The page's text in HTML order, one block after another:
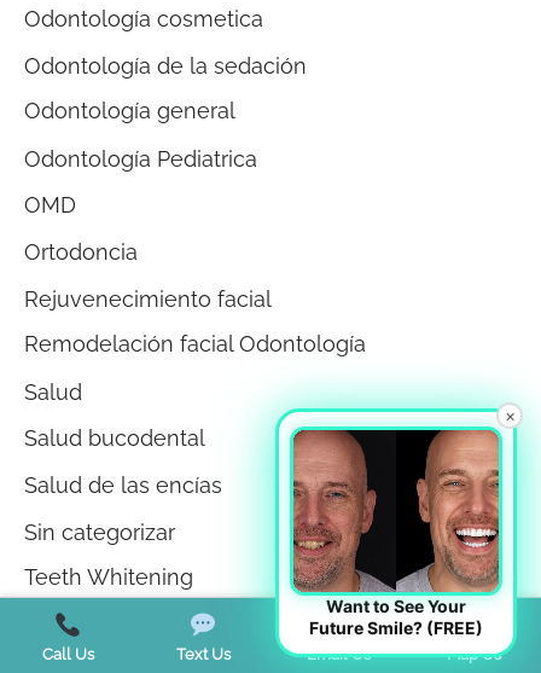
Odontología cosmetica
Odontología de la sedación
Odontología general
Odontología Pediatrica
OMD
Ortodoncia
Rejuvenecimiento facial
Remodelación facial Odontología
Salud
Salud bucodental
Salud de las encías
Sin categorizar
Teeth Whitening
Tendencias
Call Us Text Us Email Us Map Us
×
Want to See Your
Future Smile? (FREE)